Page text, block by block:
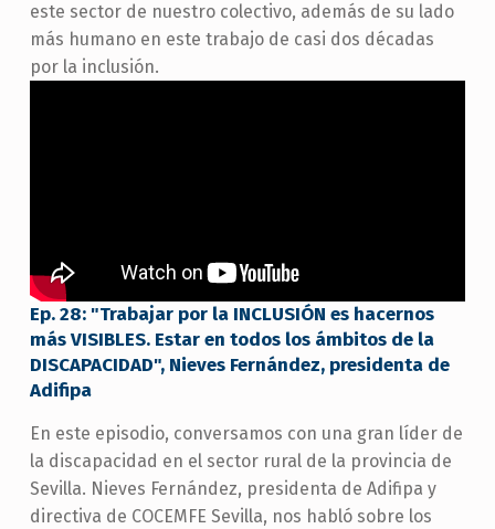
este sector de nuestro colectivo, además de su lado
más humano en este trabajo de casi dos décadas
por la inclusión.
Ep. 28: "Trabajar por la INCLUSIÓN es hacernos
más VISIBLES. Estar en todos los ámbitos de la
DISCAPACIDAD", Nieves Fernández, presidenta de
Adifipa
En este episodio, conversamos con una gran líder de
la discapacidad en el sector rural de la provincia de
Sevilla. Nieves Fernández, presidenta de Adifipa y
directiva de COCEMFE Sevilla, nos habló sobre los